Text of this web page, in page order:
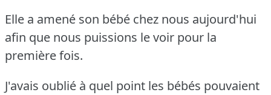
Elle a amené son bébé chez nous aujourd'hui
afin que nous puissions le voir pour la
première fois.
J'avais oublié à quel point les bébés pouvaient